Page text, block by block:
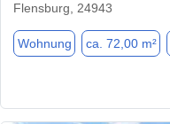
Flensburg, 24943
Wohnung ca. 72,00 m²